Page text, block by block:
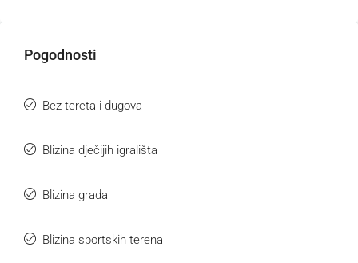
Pogodnosti
Bez tereta i dugova
Blizina dječijih igrališta
Blizina grada
Blizina sportskih terena